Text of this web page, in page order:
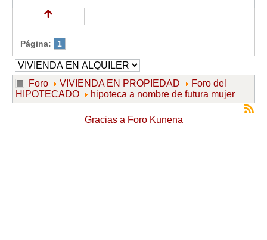
Página: 1
Foro VIVIENDA EN PROPIEDAD
Foro del
HIPOTECADO
hipoteca a nombre de futura mujer
Gracias a Foro Kunena